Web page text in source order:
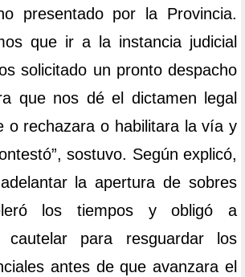
presentado por la Provincia.
que ir a la instancia judicial
solicitado un pronto despacho
que nos dé el dictamen legal
o rechazara o habilitara la vía y
sostuvo. Según explicó,
la apertura de sobres
los tiempos y obligó a
cautelar para resguardar los
antes de que avanzara el